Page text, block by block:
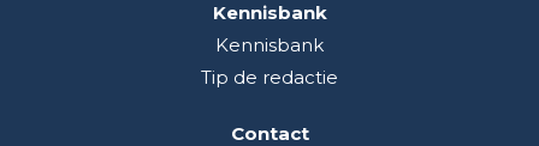
Kennisbank
Kennisbank
Tip de redactie
Contact